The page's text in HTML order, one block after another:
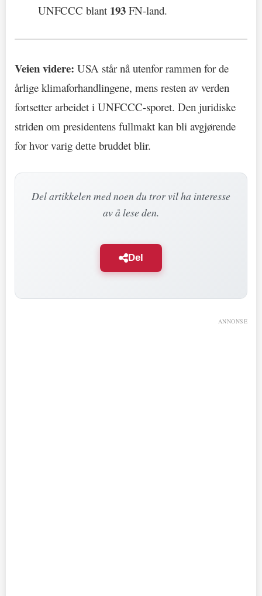
UNFCCC blant 193 FN-land.
Veien videre: USA står nå utenfor rammen for de
årlige klimaforhandlingene, mens resten av verden
fortsetter arbeidet i UNFCCC-sporet. Den juridiske
striden om presidentens fullmakt kan bli avgjørende
for hvor varig dette bruddet blir.
Del artikkelen med noen du tror vil ha interesse
av å lese den.
Del
ANNONSE